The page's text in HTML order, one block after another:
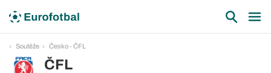
Soutěže Česko - ČFL
ČFL